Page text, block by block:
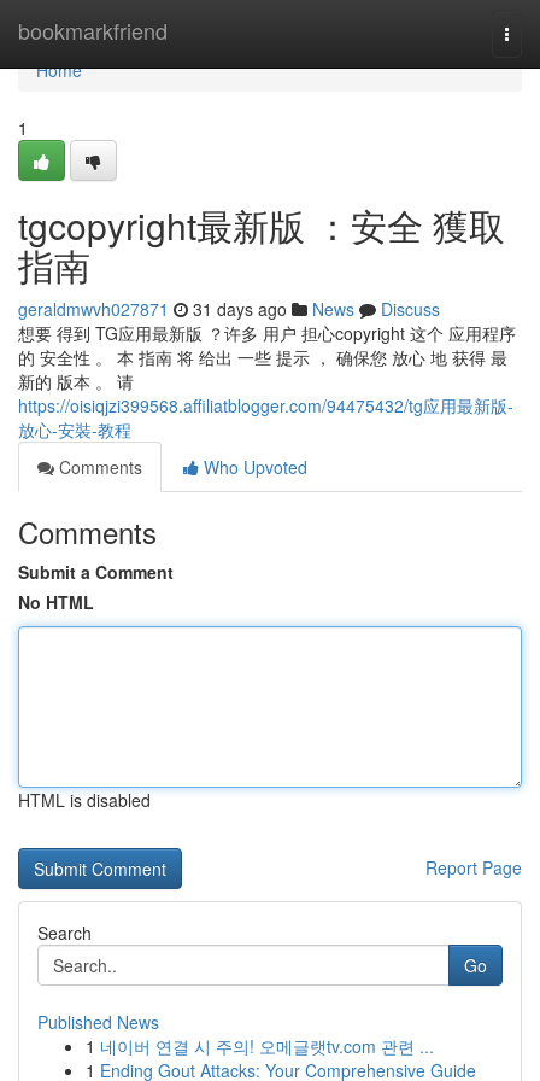
bookmarkfriend
Home
Home
1
tgcopyright最新版 ：安全 獲取
指南
geraldmwvh027871 31 days ago News
Discuss
想要 得到 TG应用最新版 ？许多 用户 担心copyright 这个 应用程序
的 安全性 。 本 指南 将 给出 一些 提示 ， 确保您 放心 地 获得 最
新的 版本 。 请
https://oisiqjzi399568.affiliatblogger.com/94475432/tg应用最新版-
放心-安裝-教程
Comments
Who Upvoted
Comments
Submit a Comment
No HTML
HTML is disabled
Report Page
Search
Go
Published News
1 네이버 연결 시 주의! 오메글랫tv.com 관련 ...
1 Ending Gout Attacks: Your Comprehensive Guide